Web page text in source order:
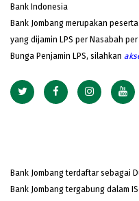
Bank Indonesia
Bank Jombang merupakan
yang dijamin LPS per Nasabah
Bunga Penjamin LPS, silahkan
Bank Jombang terdaftar sebagai
Bank Jombang tergabung dalam